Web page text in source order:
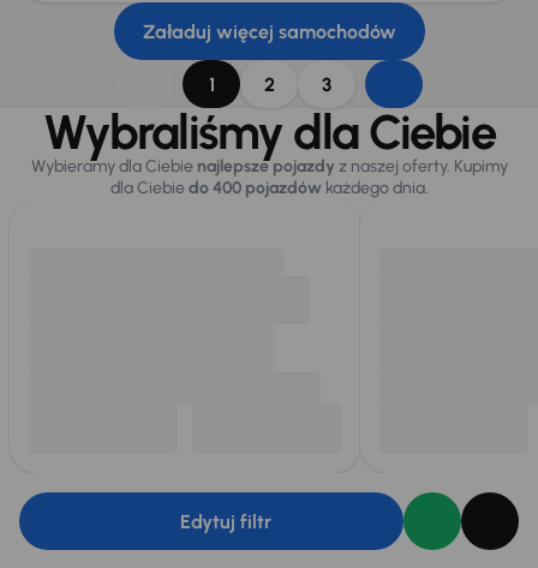
Załaduj więcej samochodów
1 2 3
Wybraliśmy dla Ciebie
Wybieramy dla Ciebie najlepsze pojazdy z naszej oferty. Kupimy
dla Ciebiedo 400 pojazdówkażdego dnia.
Edytuj filtr